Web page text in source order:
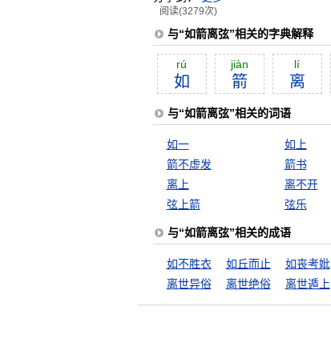
阅读(3279次)
与“如箭离弦”相关的字典解释
rú
如
jiàn
箭
lí
离
与“如箭离弦”相关的词语
如一 如上
箭不虚发
箭书
离上
离不开
弦上箭
弦乐
与“如箭离弦”相关的成语
如不胜衣 如丘而止 如丧考妣
离世异俗
离世绝俗 离世遁上